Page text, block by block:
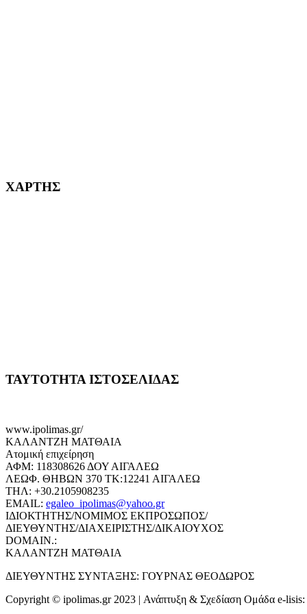
ΧΑΡΤΗΣ
ΤΑΥΤΟΤΗΤΑ ΙΣΤΟΣΕΛΙΔΑΣ
www.ipolimas.gr/
ΚΑΛΑΝΤΖΗ ΜΑΤΘΑΙΑ
Ατομική επιχείρηση
ΑΦΜ: 118308626 ΔΟΥ ΑΙΓΑΛΕΩ
ΛΕΩΦ. ΘΗΒΩΝ 370 ΤΚ:12241 ΑΙΓΑΛΕΩ
ΤΗΛ: +30.2105908235
EMAIL: egaleo_ipolimas@yahoo.gr
ΙΔΙΟΚΤΗΤΗΣ/ΝΟΜΙΜΟΣ ΕΚΠΡΟΣΩΠΟΣ/
ΔΙΕΥΘΥΝΤΗΣ/ΔΙΑΧΕΙΡΙΣΤΗΣ/ΔΙΚΑΙΟΥΧΟΣ
DOMAIN.:
ΚΑΛΑΝΤΖΗ ΜΑΤΘΑΙΑ
ΔΙΕΥΘΥΝΤΗΣ ΣΥΝΤΑΞΗΣ: ΓΟΥΡΝΑΣ ΘΕΟΔΩΡΟΣ
Copyright © ipolimas.gr 2023 | Ανάπτυξη & Σχεδίαση Ομάδα e-lisis: